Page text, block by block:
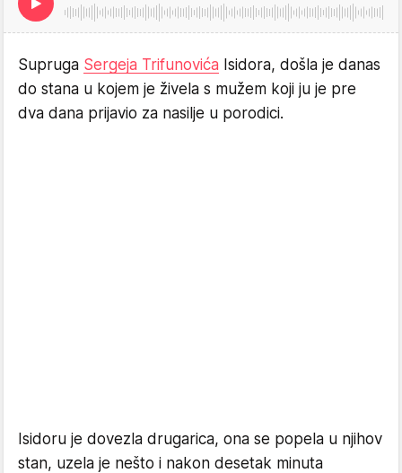
Supruga Sergeja Trifunovića Isidora, došla je danas
do stana u kojem je živela s mužem koji ju je pre
dva dana prijavio za nasilje u porodici.
Isidoru je dovezla drugarica, ona se popela u njihov
stan, uzela je nešto i nakon desetak minuta